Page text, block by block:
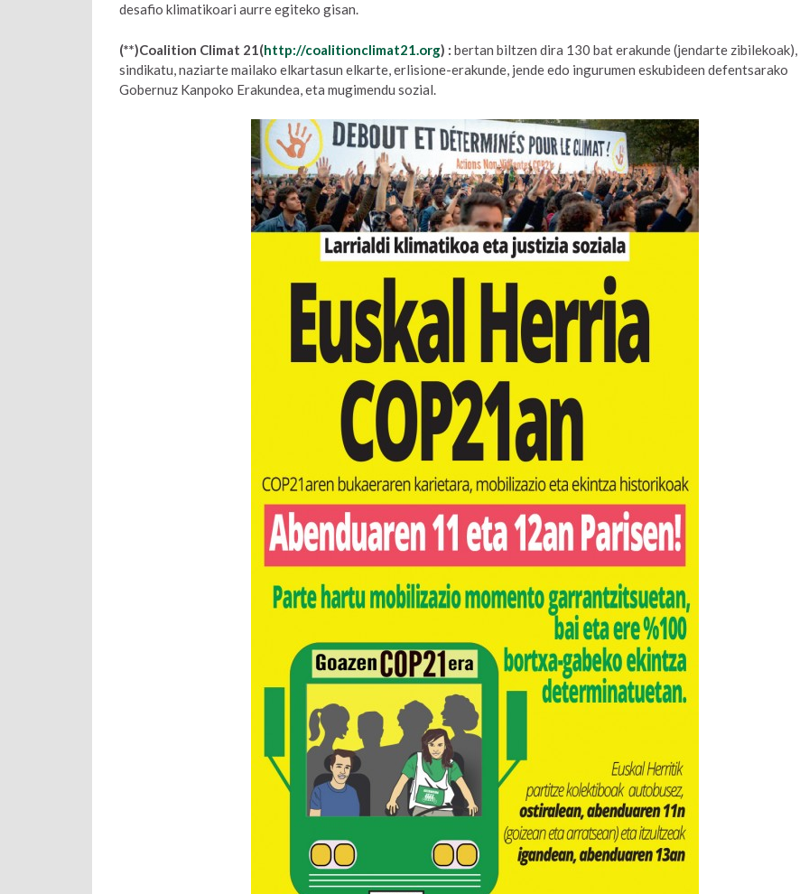
desafio klimatikoari aurre egiteko gisan.
(**)Coalition Climat 21(http://coalitionclimat21.org) : bertan biltzen dira 130 bat erakunde (jendarte zibilekoak),
sindikatu, naziarte mailako elkartasun elkarte, erlisione-erakunde, jende edo ingurumen eskubideen defentsarako
Gobernuz Kanpoko Erakundea, eta mugimendu sozial.